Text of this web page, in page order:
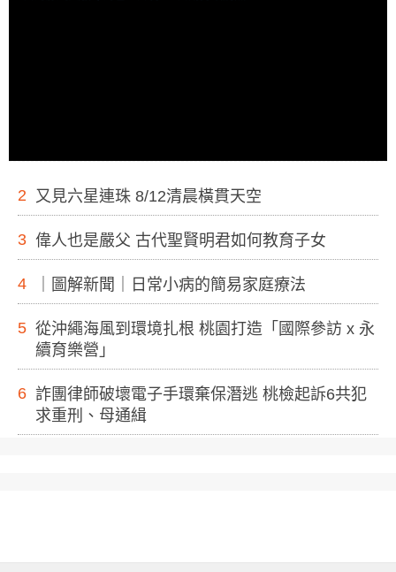
2 又見六星連珠 8/12清晨橫貫天空
3 偉人也是嚴父 古代聖賢明君如何教育子女
4 ｜圖解新聞｜日常小病的簡易家庭療法
5 從沖繩海風到環境扎根 桃園打造「國際參訪 x 永
續育樂營」
6 詐團律師破壞電子手環棄保潛逃 桃檢起訴6共犯
求重刑、母通緝